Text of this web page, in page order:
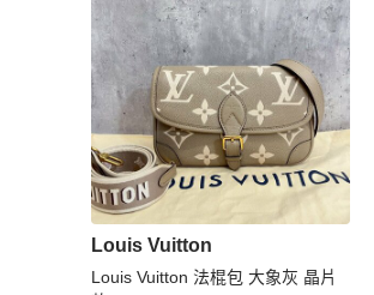
Louis Vuitton
Louis Vuitton 法棍包 大象灰 晶片